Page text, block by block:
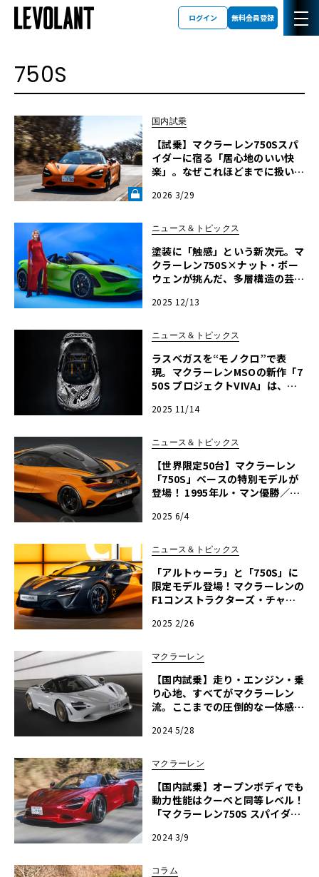
ログイン 無料会員登録
750S
国内試乗
【試乗】マクラーレン750Sスパ
イダーに宿る「居心地のいい快
楽」。なぜこれほどまでに扱いや
命】第4回《LE VOLANT LAB》
2026 3/29
ニュース＆トピックス
塗装に「触感」という新次元。マ
クラーレン750S×ナット・ボー
ウェンが挑んだ、多層構造の芸術
2025 12/13
ニュース＆トピックス
ラスベガスを“モノクロ”で表
現。マクラーレンMSOの新作「7
50S プロジェクトVIVA」は、ノ
るスケッチ」
2025 11/14
ニュース＆トピックス
【世界限定50台】マクラーレン
「750S」ベースの特別モデルが
登場！ 1995年ル・マン優勝／ト
て
2025 6/4
ニュース＆トピックス
「アルトゥーラ」と「750S」に
限定モデル登場！マクラーレンの
F1コンストラクターズ・チャン
2025 2/26
マクラーレン
【国内試乗】走り・エンジン・乗
り心地、すべてがマクラーレン
流。ここまでの圧倒的な一体感を
ラーレン 750S」
2024 5/28
マクラーレン
【国内試乗】オープンボディでも
動力性能はクーペと同等レベル！
「マクラーレン750S スパイダ
2024 3/9
コラム